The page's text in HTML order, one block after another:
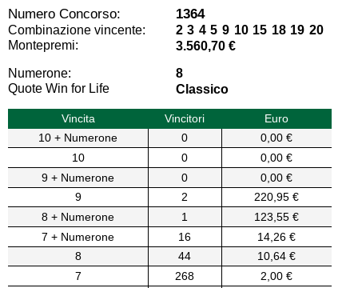
Numero Concorso: 1364
Combinazione vincente:
2 3 4 5 9 10 15 18 19 20
Montepremi:
3.560,70 €
Numerone:
8
Quote Win for Life
Classico
Vincita Vincitori
Euro
10 + Numerone
0
0,00 €
10
0
0,00 €
9 + Numerone
0
0,00 €
9
2
220,95 €
8 + Numerone
1
123,55 €
7 + Numerone
16
14,26 €
8
44
10,64 €
7
268
2,00 €